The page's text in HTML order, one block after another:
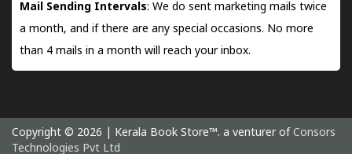
Mail Sending Intervals: We do sent marketing mails twice
a month, and if there are any special occasions. No more
than 4 mails in a month will reach your inbox.
Copyright © 2026 | Kerala Book Store™. a venturer of Consors
Technologies Pvt Ltd